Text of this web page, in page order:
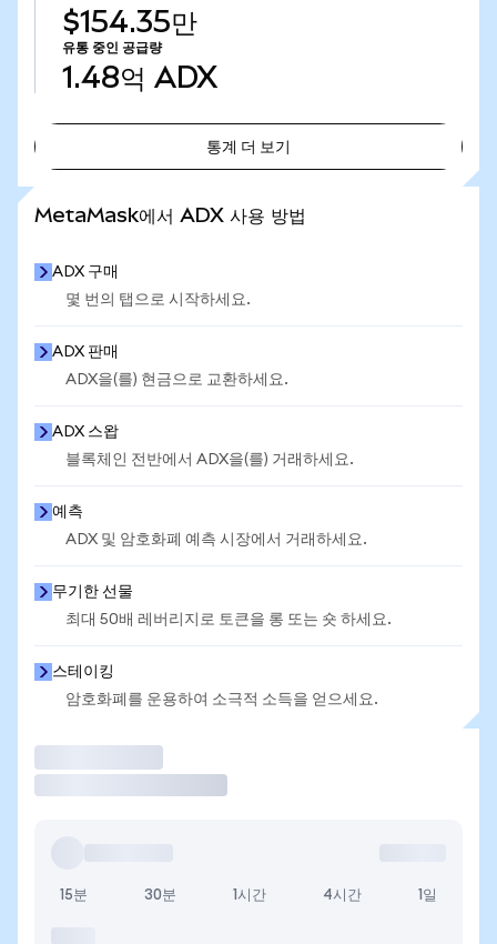
$154.35만
유통 중인 공급량
1.48억 ADX
통계 더 보기
MetaMask에서 ADX 사용 방법
ADX 구매
몇 번의 탭으로 시작하세요.
ADX 판매
ADX을(를) 현금으로 교환하세요.
ADX 스왑
블록체인 전반에서 ADX을(를) 거래하세요.
예측
ADX 및 암호화폐 예측 시장에서 거래하세요.
무기한 선물
최대 50배 레버리지로 토큰을 롱 또는 숏 하세요.
스테이킹
암호화폐를 운용하여 소극적 소득을 얻으세요.
15분 30분 1시간 4시간 1일